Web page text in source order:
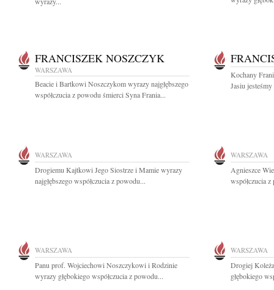
FRANCISZEK NOSZCZYK
WARSZAWA
Beacie i Bartkowi Noszczykom wyrazy najgłębszego
współczucia z powodu śmierci Syna Frania...
Kochany
Jasiu
WARSZAWA
Drogiemu Kajtkowi Jego Siostrze i Mamie wyrazy
najgłębszego współczucia z powodu...
WARSZAWA
Agnieszce
współczucia
WARSZAWA
Panu prof. Wojciechowi Noszczykowi i Rodzinie
wyrazy głębokiego współczucia z powodu...
WARSZAWA
Drogiej
głębokiego